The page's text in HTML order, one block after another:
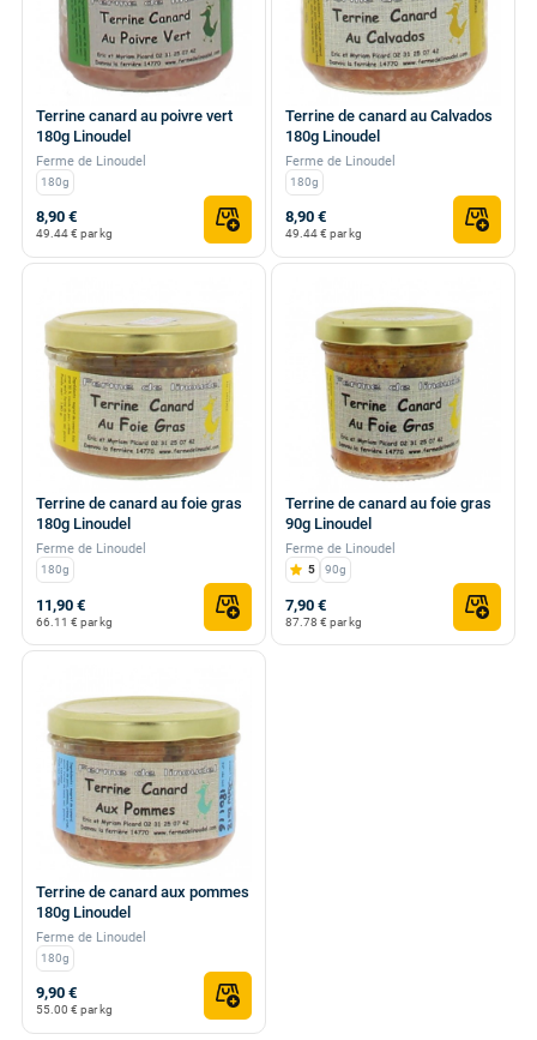
Terrine canard au poivre vert
180g Linoudel
Ferme de Linoudel
180g
8,90 €
49.44 € par kg
Terrine de canard au Calvados
180g Linoudel
Ferme de Linoudel
180g
8,90 €
49.44 € par kg
Terrine de canard au foie gras
180g Linoudel
Ferme de Linoudel
180g
11,90 €
66.11 € par kg
Terrine de canard au foie gras
90g Linoudel
Ferme de Linoudel
5 90g
7,90 €
87.78 € par kg
Terrine de canard aux pommes
180g Linoudel
Ferme de Linoudel
180g
9,90 €
55.00 € par kg